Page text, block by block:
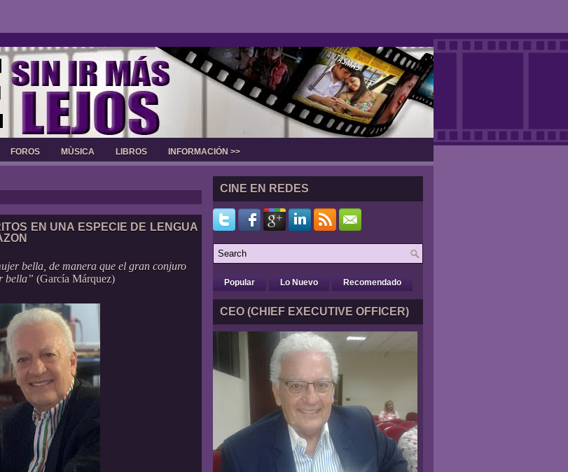
FOROS MÙSICA LIBROS INFORMACIÓN >>
EN UNA ESPECIE DE LENGUA
bella, de manera que el gran conjuro
bella” (García Márquez)
CINE EN REDES
Popular Lo Nuevo Recomendado
CEO (CHIEF EXECUTIVE OFFICER)